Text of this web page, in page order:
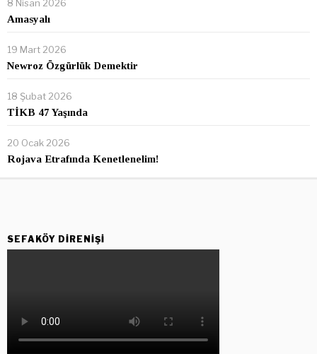
8 Nisan 2026
Amasyalı
19 Mart 2026
Newroz Özgürlük Demektir
18 Şubat 2026
TİKB 47 Yaşında
20 Ocak 2026
Rojava Etrafında Kenetlenelim!
SEFAKÖY DIRENIŞI